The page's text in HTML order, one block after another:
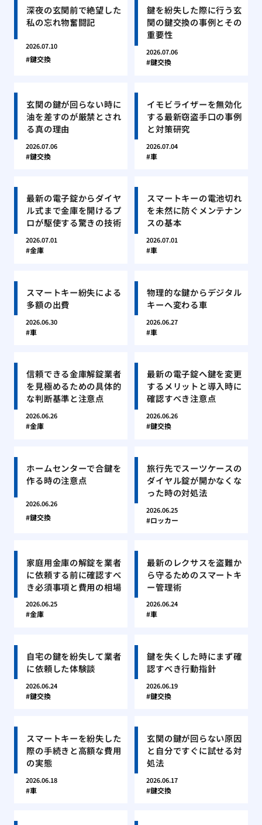
深夜の玄関前で絶望した
私の忘れ物奮闘記
2026.07.10
鍵交換
鍵を紛失した際に行う玄
関の鍵交換の事例とその
重要性
2026.07.06
鍵交換
玄関の鍵が回らない時に
油を差すのが厳禁とされ
る真の理由
2026.07.06
鍵交換
イモビライザーを無効化
する最新窃盗手口の事例
と対策研究
2026.07.04
車
最新の電子錠からダイヤ
ル式まで金庫を開けるプ
ロが駆使する驚きの技術
2026.07.01
金庫
スマートキーの電池切れ
を未然に防ぐメンテナン
スの基本
2026.07.01
車
スマートキー紛失による
多額の出費
2026.06.30
車
物理的な鍵からデジタル
キーへ変わる車
2026.06.27
車
信頼できる金庫解錠業者
を見極めるための具体的
な判断基準と注意点
2026.06.26
金庫
最新の電子錠へ鍵を変更
するメリットと導入時に
確認すべき注意点
2026.06.26
鍵交換
ホームセンターで合鍵を
作る時の注意点
2026.06.26
鍵交換
旅行先でスーツケースの
ダイヤル錠が開かなくな
った時の対処法
2026.06.25
ロッカー
家庭用金庫の解錠を業者
に依頼する前に確認すべ
き必須事項と費用の相場
2026.06.25
金庫
最新のレクサスを盗難か
ら守るためのスマートキ
ー管理術
2026.06.24
車
自宅の鍵を紛失して業者
に依頼した体験談
2026.06.24
鍵交換
鍵を失くした時にまず確
認すべき行動指針
2026.06.19
鍵交換
スマートキーを紛失した
際の手続きと高額な費用
の実態
2026.06.18
車
玄関の鍵が回らない原因
と自分ですぐに試せる対
処法
2026.06.17
鍵交換